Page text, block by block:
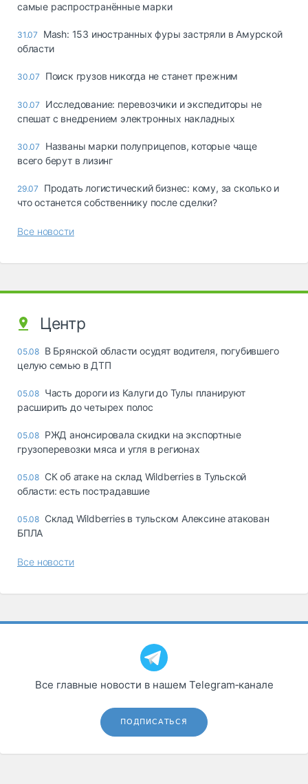
самые распространённые марки
31.07
Mash: 153 иностранных фуры застряли в Амурской
области
30.07 Поиск грузов никогда не станет прежним
30.07
Исследование: перевозчики и экспедиторы не
спешат с внедрением электронных накладных
30.07
Названы марки полуприцепов, которые чаще
всего берут в лизинг
29.07
Продать логистический бизнес: кому, за сколько и
что останется собственнику после сделки?
Все новости
Центр
05.08 В Брянской области осудят водителя, погубившего
целую семью в ДТП
05.08 Часть дороги из Калуги до Тулы планируют
расширить до четырех полос
05.08 РЖД анонсировала скидки на экспортные
грузоперевозки мяса и угля в регионах
05.08 СК об атаке на склад Wildberries в Тульской
области: есть пострадавшие
05.08 Склад Wildberries в тульском Алексине атакован
БПЛА
Все новости
Все главные новости в нашем Telegram‑канале
ПОДПИСАТЬСЯ